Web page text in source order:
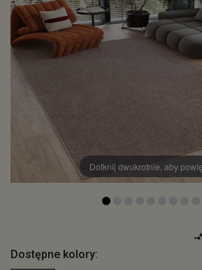
Dotknij dwukrotnie, aby
Dostępne kolory: